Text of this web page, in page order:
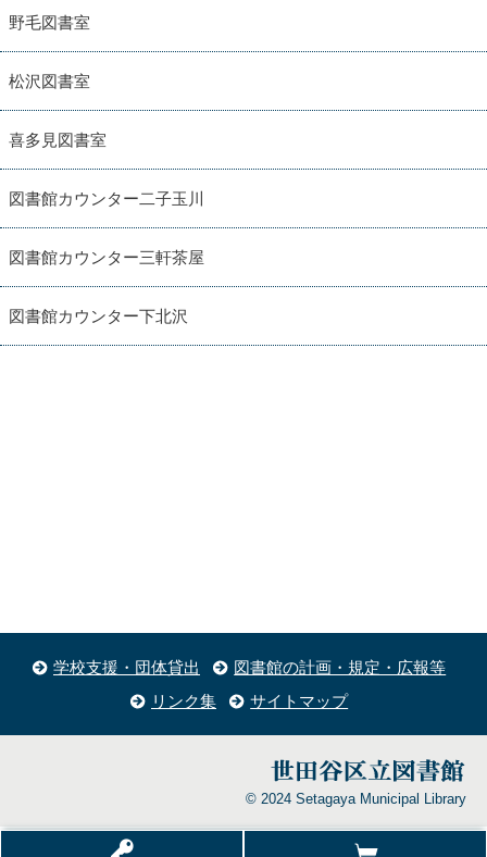
野毛図書室
松沢図書室
喜多見図書室
図書館カウンター二子玉川
図書館カウンター三軒茶屋
図書館カウンター下北沢
学校支援・団体貸出
図書館の計画・規定・広報等
リンク集
サイトマップ
© 2024 Setagaya Municipal Library